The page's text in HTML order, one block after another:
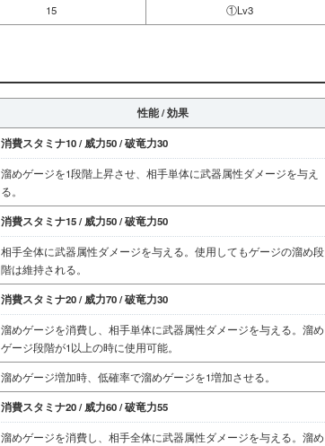
15 ①Lv3
性能 / 効果
消費スタミナ10 / 威力50 / 破竜力30
溜めゲージを1段階上昇させ、相手単体に武器属性ダメージを与え
る。
消費スタミナ15 / 威力50 / 破竜力50
相手全体に武器属性ダメージを与える。使用してもゲージの溜め段
階は維持される。
消費スタミナ20 / 威力70 / 破竜力30
溜めゲージを消費し、相手単体に武器属性ダメージを与える。溜め
ゲージ段階が1以上の時に使用可能。
溜めゲージ増加時、低確率で溜めゲージを1増加させる。
消費スタミナ20 / 威力60 / 破竜力55
溜めゲージを消費し、相手全体に武器属性ダメージを与える。溜め